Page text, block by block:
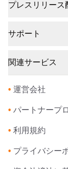
プレスリリース
サポート
関連サービス
• 運営会社
• パートナープ
• 利用規約
• プライバシー